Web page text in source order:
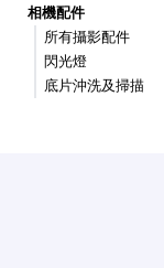
相機配件
所有攝影配件
閃光燈
底片沖洗及掃描